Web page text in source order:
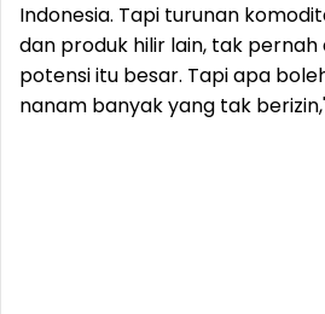
Indonesia. Tapi turunan
dan produk hilir lain, tak pernah
potensi itu besar. Tapi apa
nanam banyak yang tak